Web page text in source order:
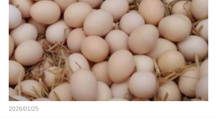
2026/01/25